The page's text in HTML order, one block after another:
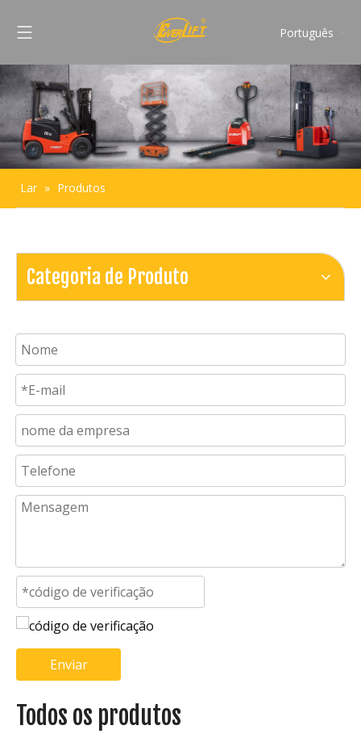
Português
Français
Pусский
Español
Lar » Produtos
Categoria de Produto
Enviar
Todos os produtos